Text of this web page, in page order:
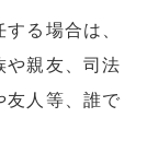
る場合は、
や親友、司法
友人等、誰で